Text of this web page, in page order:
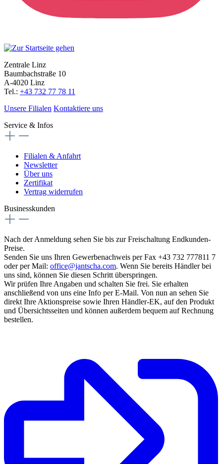
Zentrale Linz
Baumbachstraße 10
A-4020 Linz
Tel.: +43 732 77 78 11
Unsere Filialen Kontaktiere uns
Service & Infos
Filialen & Anfahrt
Newsletter
Über uns
Zertifikat
Vertrag widerrufen
Businesskunden
Nach der Anmeldung sehen Sie bis zur Freischaltung Endkunden-
Preise.
Senden Sie uns Ihren Gewerbenachweis per Fax +43 732 777811 7
oder per Mail: office@jantscha.com. Wenn Sie bereits Händler bei
uns sind, können Sie diesen Schritt überspringen.
Wir prüfen Ihre Angaben und schalten Sie frei. Sie erhalten
anschließend von uns eine Info per E-Mail. Von nun an sehen Sie
direkt Ihre Aktionspreise sowie Ihren Händler-EK, auf den Produkt
und Übersichtsseiten und können außerdem bequem auf Rechnung
bestellen.